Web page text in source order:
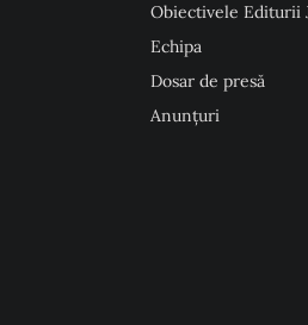
Obiectivele Editurii
Echipa
Dosar de presă
Anunţuri